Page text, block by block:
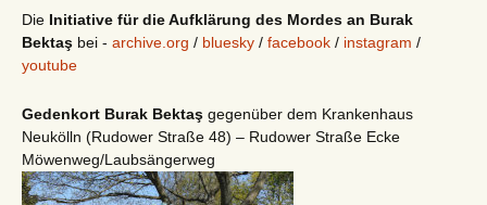
Die Initiative für die Aufklärung des Mordes an Burak
Bektaş bei - archive.org / bluesky / facebook / instagram /
youtube
Gedenkort Burak Bektaş gegenüber dem Krankenhaus
Neukölln (Rudower Straße 48) – Rudower Straße Ecke
Möwenweg/Laubsängerweg